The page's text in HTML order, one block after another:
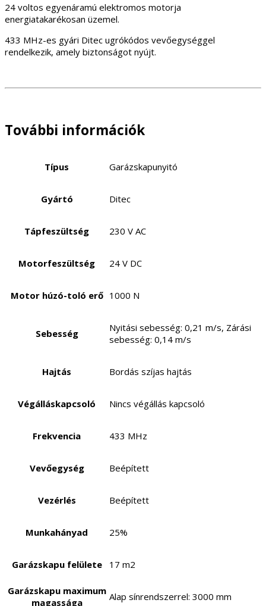
24 voltos egyenáramú elektromos motorja
energiatakarékosan üzemel.
433 MHz-es gyári Ditec ugrókódos vevőegységgel
rendelkezik, amely biztonságot nyújt.
További információk
Típus Garázskapunyitó
Gyártó Ditec
Tápfeszültség 230 V AC
Motorfeszültség 24 V DC
Motor húzó-toló erő 1000 N
Sebesség
Nyitási sebesség: 0,21 m/s, Zárási
sebesség: 0,14 m/s
Hajtás Bordás szíjas hajtás
Végálláskapcsoló Nincs végállás kapcsoló
Frekvencia 433 MHz
Vevőegység Beépített
Vezérlés Beépített
Munkahányad 25%
Garázskapu felülete 17 m2
Garázskapu maximum
magassága
Alap sínrendszerrel: 3000 mm